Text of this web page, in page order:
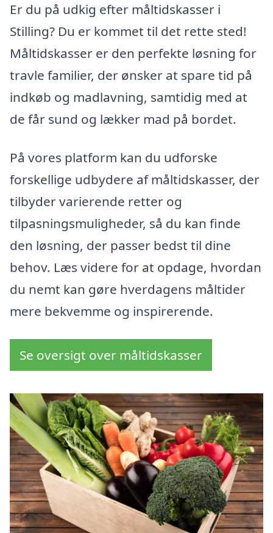
Er du på udkig efter måltidskasser i
Stilling? Du er kommet til det rette sted!
Måltidskasser er den perfekte løsning for
travle familier, der ønsker at spare tid på
indkøb og madlavning, samtidig med at
de får sund og lækker mad på bordet.
På vores platform kan du udforske
forskellige udbydere af måltidskasser, der
tilbyder varierende retter og
tilpasningsmuligheder, så du kan finde
den løsning, der passer bedst til dine
behov. Læs videre for at opdage, hvordan
du nemt kan gøre hverdagens måltider
mere bekvemme og inspirerende.
Se oversigt over måltidskasser